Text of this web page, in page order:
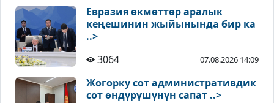
Евразия өкмөттөр аралык
кеңешинин жыйынында бир ка
..>
3064
07.08.2026 14:09
Жогорку сот административдик
сот өндүрүшүнүн сапат ..>